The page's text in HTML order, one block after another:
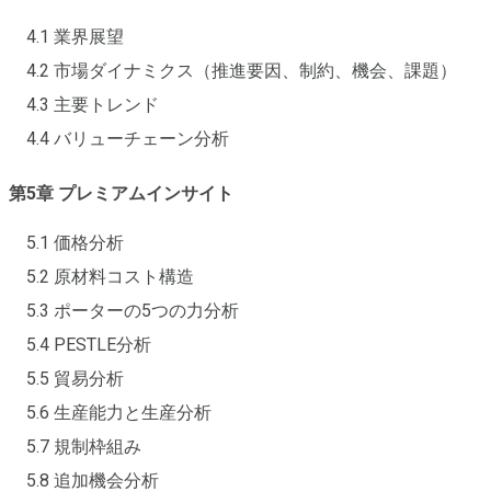
4.1 業界展望
4.2 市場ダイナミクス（推進要因、制約、機会、課題）
4.3 主要トレンド
4.4 バリューチェーン分析
第5章 プレミアムインサイト
5.1 価格分析
5.2 原材料コスト構造
5.3 ポーターの5つの力分析
5.4 PESTLE分析
5.5 貿易分析
5.6 生産能力と生産分析
5.7 規制枠組み
5.8 追加機会分析